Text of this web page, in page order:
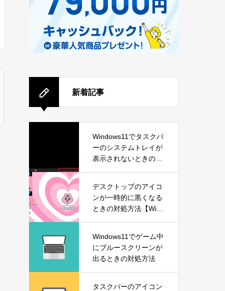
新着記事
Windows11でタスクバ
ーのシステムトレイが
表示されないときの対
デスクトップのアイコ
ンが一時的に黒くなる
ときの対処方法【Wind
Windows11でゲーム中
にブルースクリーンが
出るときの対処方法
タスクバーのアイコン